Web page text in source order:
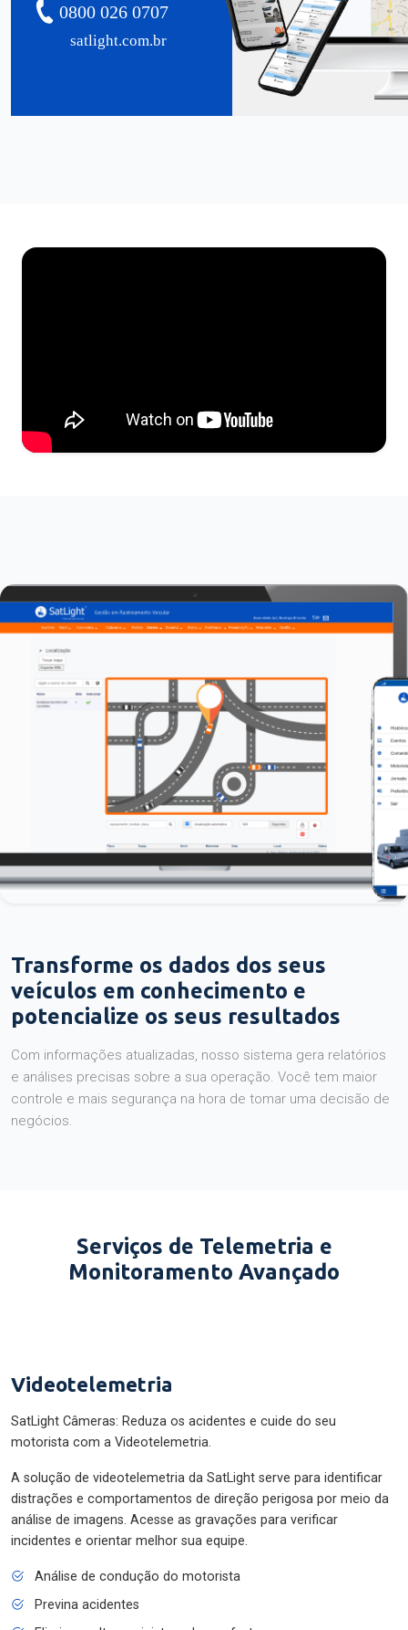
satlight.com.br
0800 026 0707
Transforme os dados dos seus
veículos em conhecimento e
potencialize os seus resultados
Com informações atualizadas, nosso sistema gera relatórios
e análises precisas sobre a sua operação. Você tem maior
controle e mais segurança na hora de tomar uma decisão de
negócios.
Serviços de Telemetria e
Monitoramento Avançado
Videotelemetria
SatLight Câmeras: Reduza os acidentes e cuide do seu
motorista com a Videotelemetria.
A solução de videotelemetria da SatLight serve para identificar
distrações e comportamentos de direção perigosa por meio da
análise de imagens. Acesse as gravações para verificar
incidentes e orientar melhor sua equipe.
Análise de condução do motorista
Previna acidentes